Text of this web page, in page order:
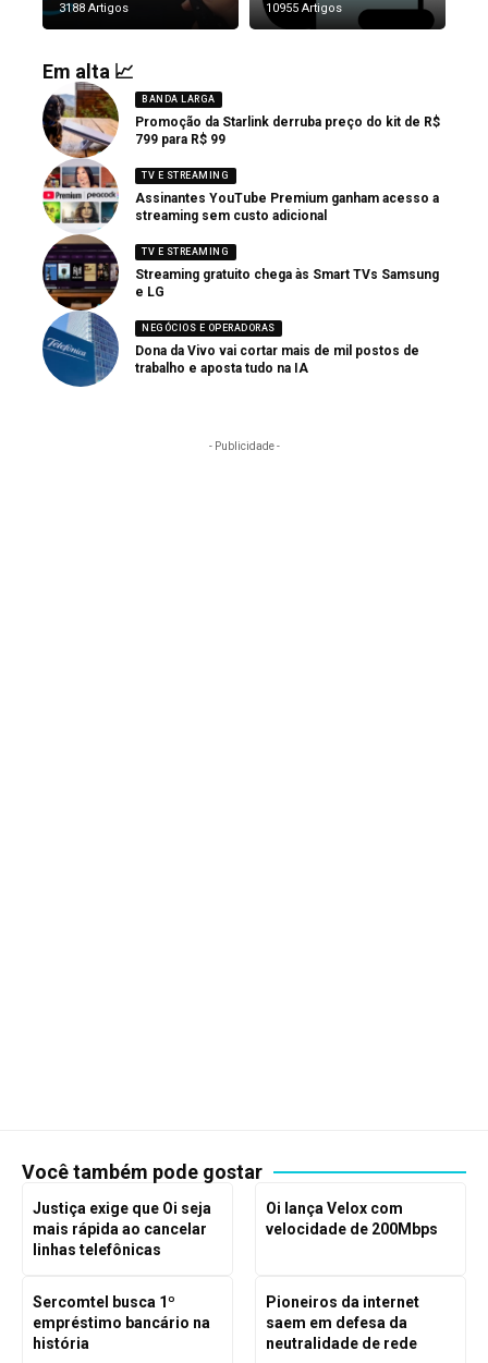
3188 Artigos 10955 Artigos
Em alta 📈
BANDA LARGA
Promoção da Starlink derruba preço do kit de R$
799 para R$ 99
TV E STREAMING
Assinantes YouTube Premium ganham acesso a
streaming sem custo adicional
TV E STREAMING
Streaming gratuito chega às Smart TVs Samsung
e LG
NEGÓCIOS E OPERADORAS
Dona da Vivo vai cortar mais de mil postos de
trabalho e aposta tudo na IA
- Publicidade -
Você também pode gostar
Justiça exige que Oi seja
mais rápida ao cancelar
linhas telefônicas
Oi lança Velox com
velocidade de 200Mbps
Sercomtel busca 1º
empréstimo bancário na
história
Pioneiros da internet
saem em defesa da
neutralidade de rede